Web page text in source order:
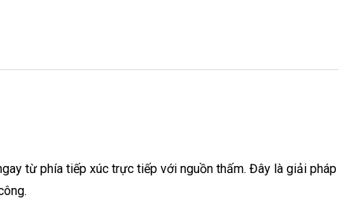
từ phía tiếp xúc trực tiếp với nguồn thấm. Đây là giải